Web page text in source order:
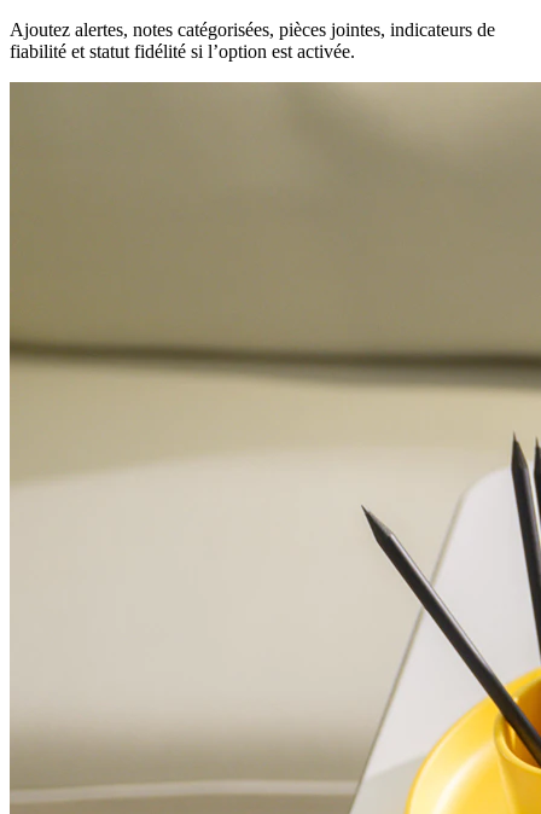
Ajoutez alertes, notes catégorisées, pièces jointes, indicateurs de
fiabilité et statut fidélité si l’option est activée.